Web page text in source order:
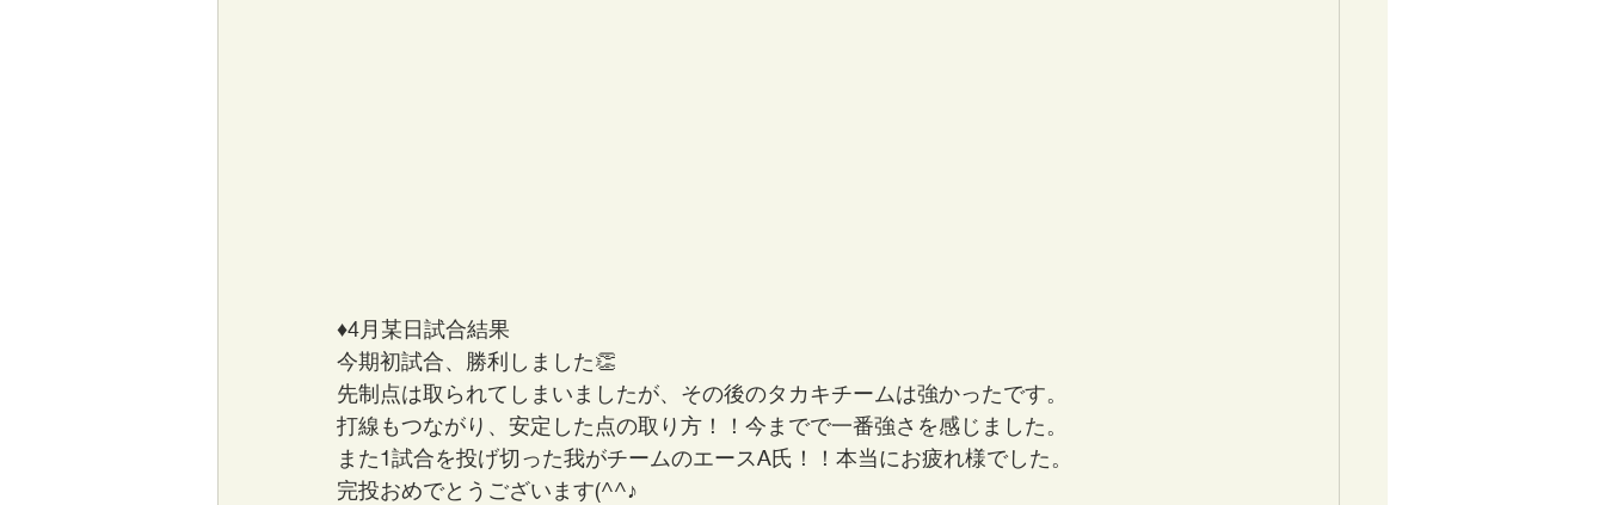
♦4月某日試合結果
今期初試合、勝利しました👏
先制点は取られてしまいましたが、その後のタカキチームは強かったです。
打線もつながり、安定した点の取り方！！今までで一番強さを感じました。
また1試合を投げ切った我がチームのエースA氏！！本当にお疲れ様でした。
完投おめでとうございます(^^♪